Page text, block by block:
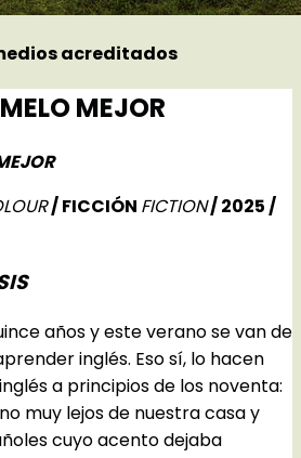
acreditados
MEJOR
/ FICCIÓN FICTION/ 2025 /
años y este verano se van de
inglés. Eso sí, lo hacen
a principios de los noventa:
muy lejos de nuestra casa y
cuyo acento dejaba